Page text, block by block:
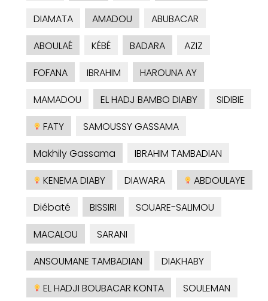
DIAMATA
AMADOU
ABUBACAR
ABOULAÉ
KÉBÉ BADARA
AZIZ
FOFANA
IBRAHIM
HAROUNA AY
MAMADOU
EL HADJ BAMBO DIABY
SIDIBIE
FATY
SAMOUSSY GASSAMA
Makhily Gassama
IBRAHIM TAMBADIAN
KENEMA DIABY
DIAWARA
ABDOULAYE
Diébaté
BISSIRI
SOUARE-SALIMOU
MACALOU
SARANI
ANSOUMANE TAMBADIAN
DIAKHABY
EL HADJI BOUBACAR KONTA
SOULEMAN